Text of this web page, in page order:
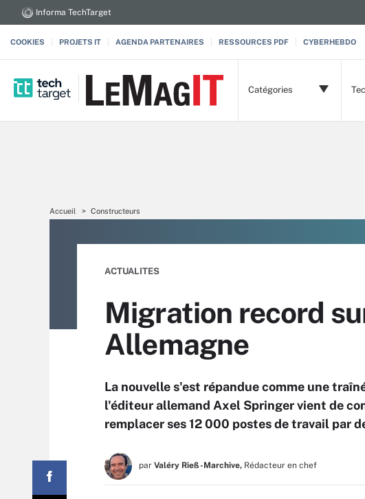
Informa TechTarget
COOKIES PROJETS IT AGENDA PARTENAIRES RESSOURCES PDF CYBERHEBDO
Catégories
Accueil Constructeurs
ACTUALITES
Migration record
Allemagne
La nouvelle s'est répandue comme une
l'éditeur allemand Axel Springer vient de
remplacer ses 12 000 postes de travail par
par Valéry Rieß-Marchive, Rédacteur en chef